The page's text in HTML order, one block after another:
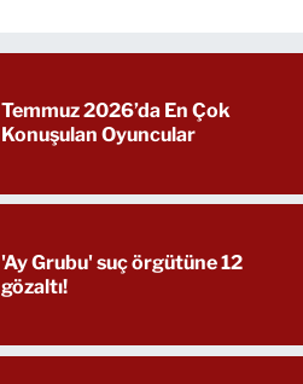
Temmuz 2026’da En Çok
Konuşulan Oyuncular
'Ay Grubu' suç örgütüne 12
gözaltı!